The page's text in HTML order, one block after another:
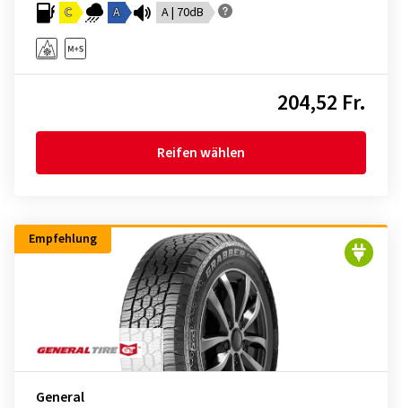
C A A | 70dB
204,52 Fr.
Reifen wählen
Empfehlung
General